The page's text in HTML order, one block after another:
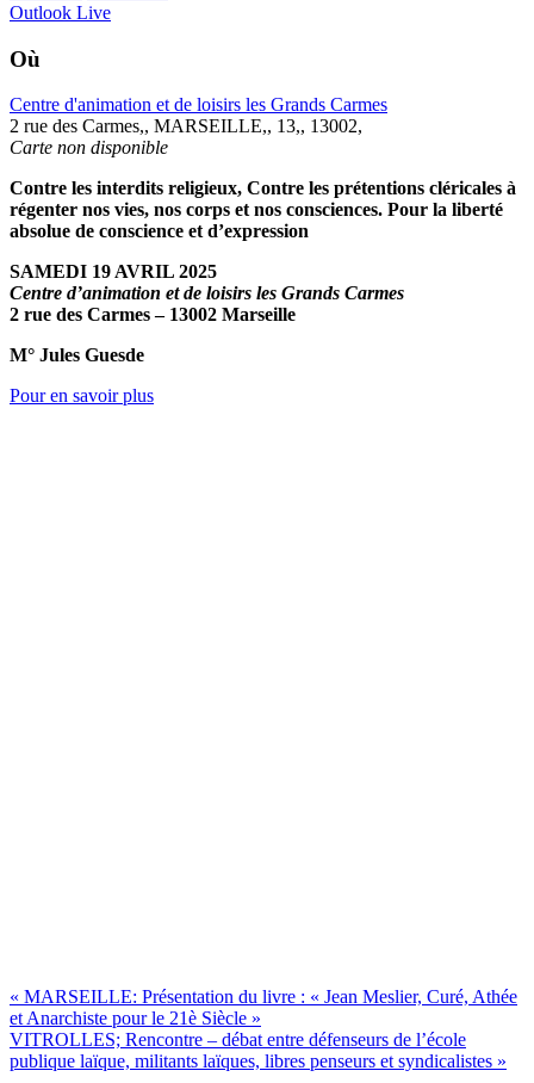
Outlook Live
Où
Centre d'animation et de loisirs les Grands Carmes
2 rue des Carmes,, MARSEILLE,, 13,, 13002,
Carte non disponible
Contre les interdits religieux, Contre les prétentions cléricales à
régenter nos vies, nos corps et nos consciences. Pour la liberté
absolue de conscience et d’expression
SAMEDI 19 AVRIL 2025
Centre d’animation et de loisirs les Grands Carmes
2 rue des Carmes – 13002 Marseille
M° Jules Guesde
Pour en savoir plus
Navigation
de
l’article
« MARSEILLE: Présentation du livre : « Jean Meslier, Curé, Athée
et Anarchiste pour le 21è Siècle »
VITROLLES; Rencontre – débat entre défenseurs de l’école
publique laïque, militants laïques, libres penseurs et syndicalistes »